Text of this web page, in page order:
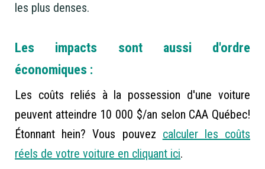
les plus denses.
Les impacts sont aussi d'ordre
économiques :
Les coûts reliés à la possession d'une voiture
peuvent atteindre 10 000 $/an selon CAA Québec!
Étonnant hein? Vous pouvez calculer les coûts
réels devotre voiture en cliquant ici.